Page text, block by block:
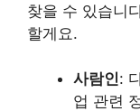
찾을 수 있습니
할게요.
사람인:
업 관련